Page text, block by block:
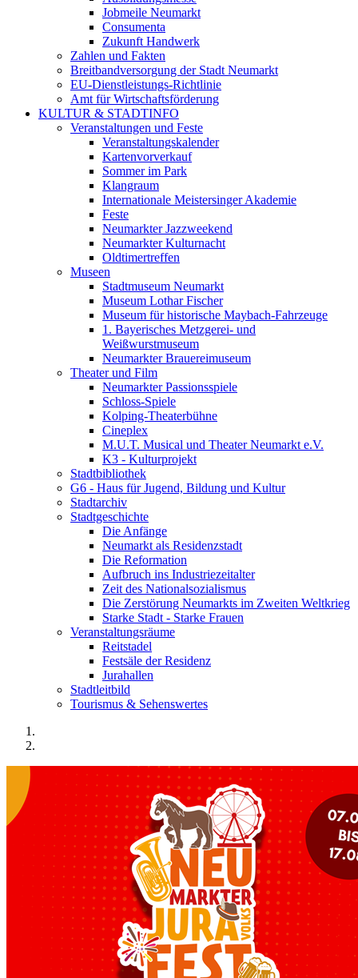
Jobmeile Neumarkt
Consumenta
Zukunft Handwerk
Zahlen und Fakten
Breitbandversorgung der Stadt Neumarkt
EU-Dienstleistungs-Richtlinie
Amt für Wirtschaftsförderung
KULTUR & STADTINFO
Veranstaltungen und Feste
Veranstaltungskalender
Kartenvorverkauf
Sommer im Park
Klangraum
Internationale Meistersinger Akademie
Feste
Neumarkter Jazzweekend
Neumarkter Kulturnacht
Oldtimertreffen
Museen
Stadtmuseum Neumarkt
Museum Lothar Fischer
Museum für historische Maybach-Fahrzeuge
1. Bayerisches Metzgerei- und
Weißwurstmuseum
Neumarkter Brauereimuseum
Theater und Film
Neumarkter Passionsspiele
Schloss-Spiele
Kolping-Theaterbühne
Cineplex
M.U.T. Musical und Theater Neumarkt e.V.
K3 - Kulturprojekt
Stadtbibliothek
G6 - Haus für Jugend, Bildung und Kultur
Stadtarchiv
Stadtgeschichte
Die Anfänge
Neumarkt als Residenzstadt
Die Reformation
Aufbruch ins Industriezeitalter
Zeit des Nationalsozialismus
Die Zerstörung Neumarkts im Zweiten Weltkrieg
Starke Stadt - Starke Frauen
Veranstaltungsräume
Reitstadel
Festsäle der Residenz
Jurahallen
Stadtleitbild
Tourismus & Sehenswertes